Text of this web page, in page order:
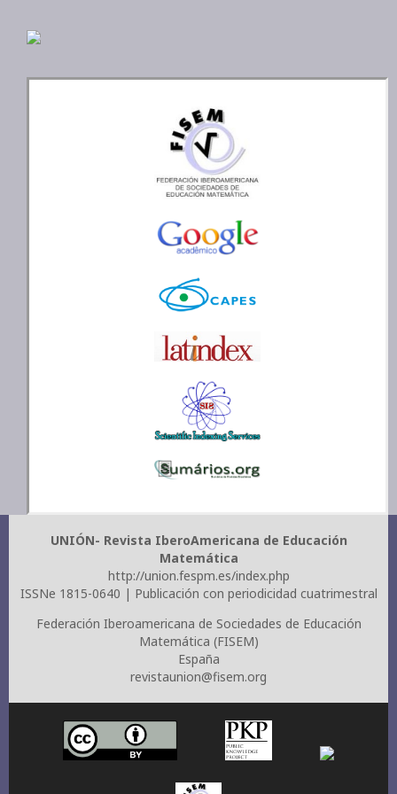
UNIÓN- Revista IberoAmericana de Educación
Matemática
http://union.fespm.es/index.php
ISSNe 1815-0640 | Publicación con periodicidad cuatrimestral
Federación Iberoamericana de Sociedades de Educación
Matemática (FISEM)
España
revistaunion@fisem.org